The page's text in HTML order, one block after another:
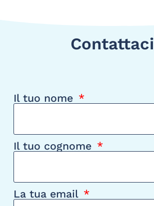
Contattaci
Il tuo nome
Il tuo cognome
La tua email